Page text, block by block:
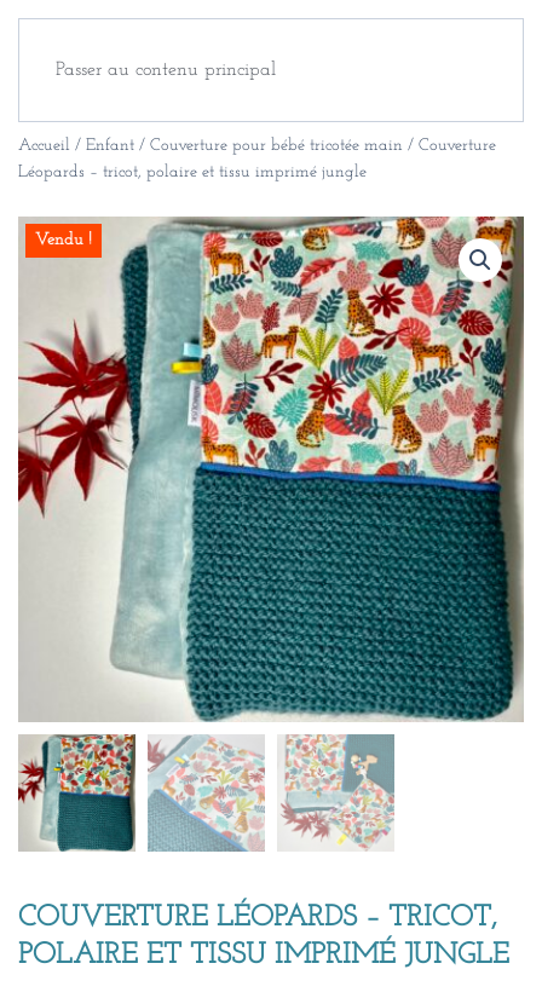
Passer au contenu principal
Accueil / Enfant / Couverture pour bébé tricotée main / Couverture
Léopards – tricot, polaire et tissu imprimé jungle
Vendu !
COUVERTURE LÉOPARDS – TRICOT,
POLAIRE ET TISSU IMPRIMÉ JUNGLE